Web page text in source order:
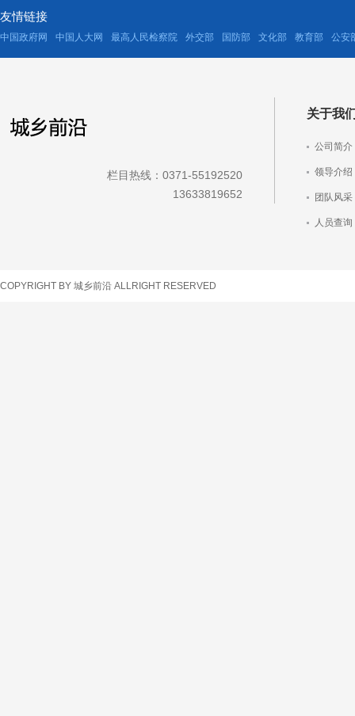
友情链接
中国政府网 中国人大网 最高人民检察院 外交部 国防部 文化部 教育部 公安
栏目热线：0371-55192520
13633819652
关于我
公司简介
领导介绍
团队风采
人员查询
COPYRIGHT BY 城乡前沿 ALLRIGHT RESERVED